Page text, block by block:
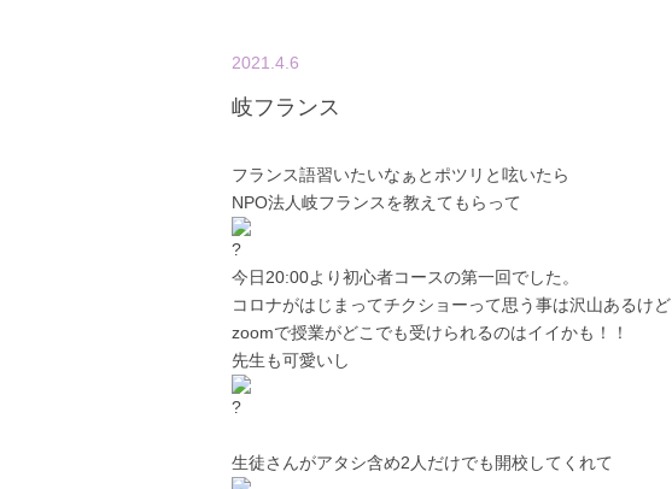
2021.4.6
岐フランス
フランス語習いたいなぁとポツリと呟いたら
NPO法人岐フランスを教えてもらって
今日20:00より初心者コースの第一回でした。
コロナがはじまってチクショーって思う事は沢山あるけど
zoomで授業がどこでも受けられるのはイイかも！！
先生も可愛いし
生徒さんがアタシ含め2人だけでも開校してくれて